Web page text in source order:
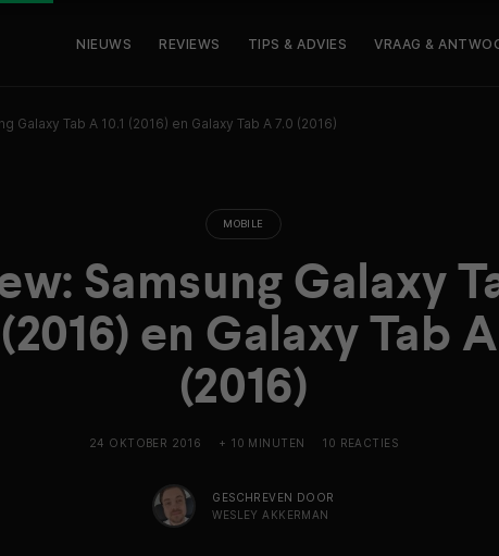
NIEUWS REVIEWS TIPS & ADVIES VRAAG &
Galaxy Tab A 10.1 (2016) en Galaxy Tab A 7.0 (2016)
MOBILE
Samsung Galaxy
(2016) en Galaxy Tab
(2016)
24 OKTOBER 2016 + 10 MINUTEN 10 REACTIES
GESCHREVEN DOOR
WESLEY AKKERMAN